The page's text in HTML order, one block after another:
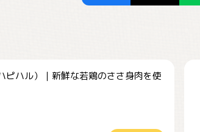
ピハル）｜新鮮な若鶏のささ身肉を使